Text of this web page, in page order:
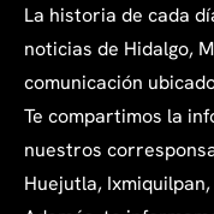
La historia de cada
noticias de Hidalgo,
comunicación
Te compartimos la
nuestros
Huejutla,